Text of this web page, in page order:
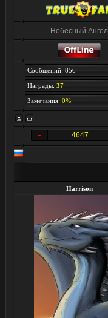
Небесный Ангел
Сообщений: 856
Награды: 37
Замечания: 0%
4647
Harrison